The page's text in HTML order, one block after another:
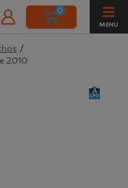
0
MENU
/
2010